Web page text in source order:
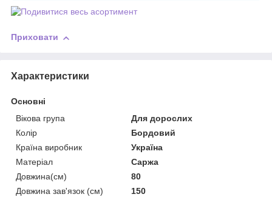
Приховати
Характеристики
Основні
Вікова група
Для дорослих
Колір
Бордовий
Країна виробник
Україна
Матеріал
Саржа
Довжина(см)
80
Довжина зав'язок (см)
150